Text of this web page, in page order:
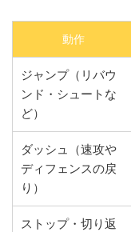
動作
ジャンプ（リバウ
ンド・シュートな
ど）
ダッシュ（速攻や
ディフェンスの戻
り）
ストップ・切り返